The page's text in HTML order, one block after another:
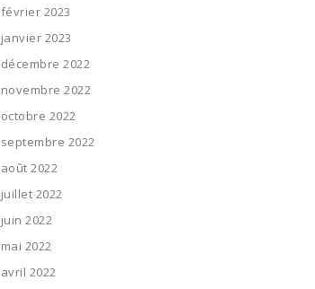
février 2023
janvier 2023
décembre 2022
novembre 2022
octobre 2022
septembre 2022
août 2022
juillet 2022
juin 2022
mai 2022
avril 2022